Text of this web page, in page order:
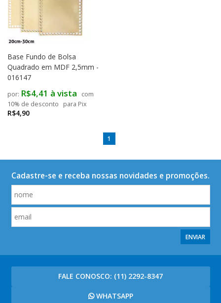
Base Fundo de Bolsa
Quadrado em MDF 2,5mm -
016147
R$4,90
R$4,41 à vista
com
10% de desconto
para Pix
1
Cadastre-se e receba nossas novidades e promoções.
ENVIAR
FALE CONOSCO: (11) 2292-8347
WHATSAPP